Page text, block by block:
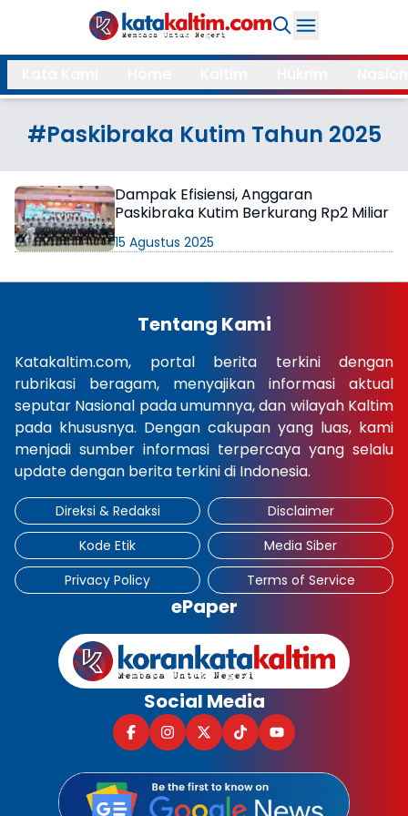
Daerah
Kukar
Samarinda
Bontang
Balikpapan
Kubar
Kutim
PPU
Mahulu
Paser
Berau
Opini
Gaya
Hidup
×
Search
#Paskibraka Kutim Tahun 2025
Dampak Efisiensi, Anggaran
Paskibraka Kutim Berkurang Rp2 Miliar
15 Agustus 2025
Tentang Kami
Katakaltim.com, portal berita terkini dengan
rubrikasi beragam, menyajikan informasi aktual
seputar Nasional pada umumnya, dan wilayah Kaltim
pada khususnya. Dengan cakupan yang luas, kami
menjadi sumber informasi terpercaya yang selalu
update dengan berita terkini di Indonesia.
Direksi & Redaksi
Disclaimer
Kode Etik
Media Siber
Privacy Policy
Terms of Service
ePaper
Social Media